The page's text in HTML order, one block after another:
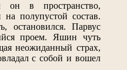
в пространство,
на полупустой состав.
остановился. Парвус
проем. Яшин чуть
неожиданный страх,
с собой и вошел